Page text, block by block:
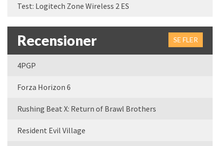
Test: Logitech Zone Wireless 2 ES
Recensioner SE FLER
4PGP
Forza Horizon 6
Rushing Beat X: Return of Brawl Brothers
Resident Evil Village